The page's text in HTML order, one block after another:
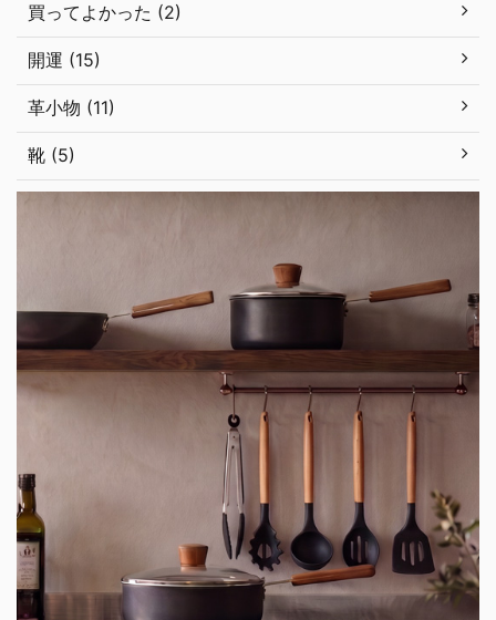
買ってよかった (2)
開運 (15)
革小物 (11)
靴 (5)